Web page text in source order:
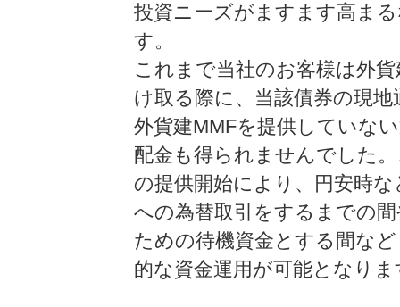
投資ニーズがますます高ま
す。
これまで当社のお客様は外
け取る際に、当該債券の現
外貨建MMFを提供していな
配金も得られませんでした
の提供開始により、円安時
への為替取引をするまでの
ための待機資金とする間な
的な資金運用が可能となりま